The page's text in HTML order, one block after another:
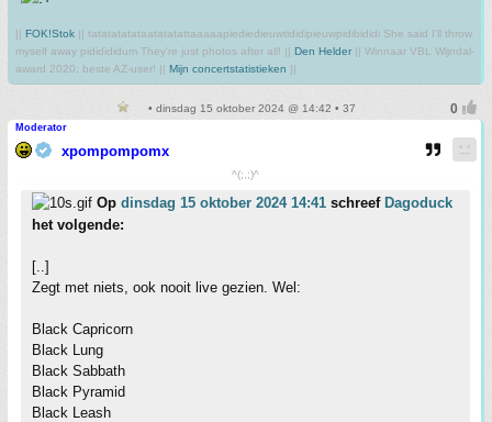
|| FOK!Stok || tatatatatataatatatattaaaaapiediedieuwtididipieuwpidibididi She said I'll throw
myself away pididididum They're just photos after all! || Den Helder || Winnaar VBL Wijndal-
award 2020: beste AZ-user! || Mijn concertstatistieken ||
• dinsdag 15 oktober 2024 @ 14:42 • 37
Moderator
xpompompomx
^(;,;)^
Op dinsdag 15 oktober 2024 14:41 schreef Dagoduck
het volgende:
[..]
Zegt met niets, ook nooit live gezien. Wel:
Black Capricorn
Black Lung
Black Sabbath
Black Pyramid
Black Leash